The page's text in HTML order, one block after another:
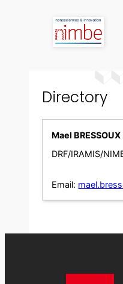
Directory
Mael BRESSOUX
DRF/IRAMIS/
Email: